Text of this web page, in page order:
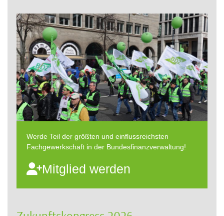
Werde Teil der größten und einflussreichsten
Fachgewerkschaft in der Bundesfinanzverwaltung!
Mitglied werden